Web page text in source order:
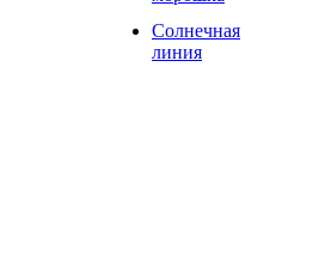
Солнечная
линия